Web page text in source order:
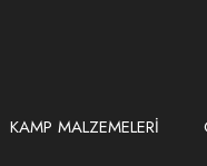
KAMP MALZEMELERİ